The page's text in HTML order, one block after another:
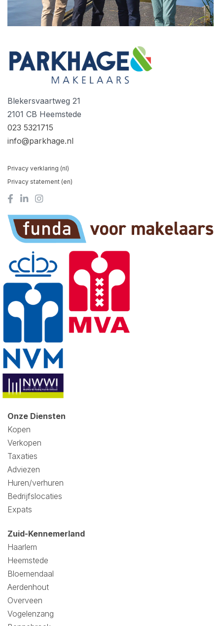
Blekersvaartweg 21
2101 CB Heemstede
023 5321715
info@parkhage.nl
Privacy verklaring (nl)
Privacy statement (en)
Onze Diensten
Kopen
Verkopen
Taxaties
Adviezen
Huren/verhuren
Bedrijfslocaties
Expats
Zuid-Kennemerland
Haarlem
Heemstede
Bloemendaal
Aerdenhout
Overveen
Vogelenzang